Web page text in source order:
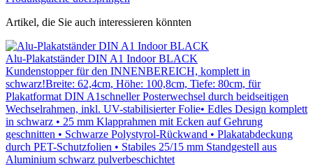
Artikel, die Sie auch interessieren könnten
Alu-Plakatständer DIN A1 Indoor BLACK
Kundenstopper für den INNENBEREICH, komplett in
schwarz!Breite: 62,4cm, Höhe: 100,8cm, Tiefe: 80cm, für
Plakatformat DIN A1schneller Posterwechsel durch beidseitigen
Wechselrahmen, inkl. UV-stabilisierter Folie• Edles Design komplett
in schwarz • 25 mm Klapprahmen mit Ecken auf Gehrung
geschnitten • Schwarze Polystyrol-Rückwand • Plakatabdeckung
durch PET-Schutzfolien • Stabiles 25/15 mm Standgestell aus
Aluminium schwarz pulverbeschichtet